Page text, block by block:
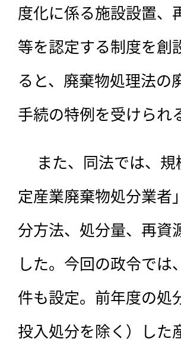
度化に係る施設設置、
等を認定する制度を創
ると、廃棄物処理法の
手続の特例を受けられ
定産業廃棄物処分業者
分方法、処分量、再資
した。今回の政令で
件も設定。前年度の処
投入処分を除く）した